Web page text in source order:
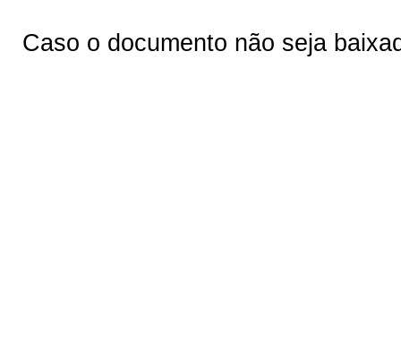
Caso o documento não seja